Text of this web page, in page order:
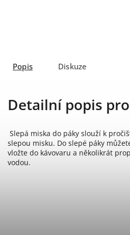
Popis Diskuze
Detailní popis
Slepá miska do páky slouží k
slepou misku. Do slepé páky
vložte do kávovaru a několikrát
vodou.